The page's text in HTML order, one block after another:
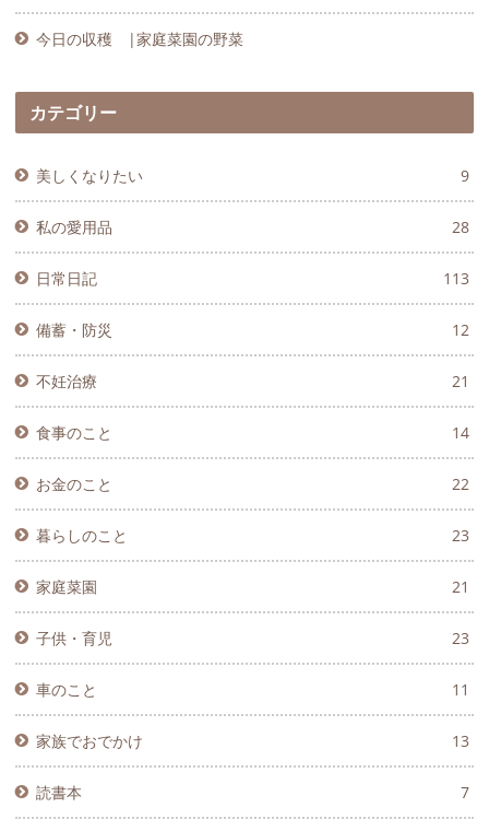
今日の収穫 |家庭菜園の野菜
カテゴリー
美しくなりたい 9
私の愛用品 28
日常日記 113
備蓄・防災 12
不妊治療 21
食事のこと 14
お金のこと 22
暮らしのこと 23
家庭菜園 21
子供・育児 23
車のこと 11
家族でおでかけ 13
読書本 7